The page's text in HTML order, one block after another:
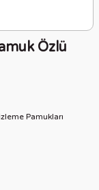
Özlü
Pamukları